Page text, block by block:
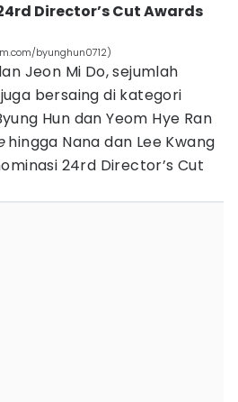
Director’s Cut Awards
byunghun0712)
Jeon Mi Do, sejumlah
bersaing di kategori
Hun dan Yeom Hye Ran
hingga Nana dan Lee Kwang
24rd Director’s Cut